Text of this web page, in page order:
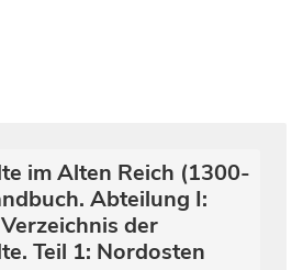
im Alten Reich (1300-
Abteilung I:
der
Teil 1: Nordosten